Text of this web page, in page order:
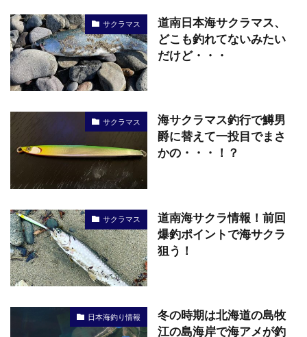
サクラマス
道南日本海サクラマス、
どこも釣れてないみたい
だけど・・・
サクラマス
海サクラマス釣行で鱒男
爵に替えて一投目でまさ
かの・・・！？
サクラマス
道南海サクラ情報！前回
爆釣ポイントで海サクラ
狙う！
日本海釣り情報
冬の時期は北海道の島牧
江の島海岸で海アメが釣